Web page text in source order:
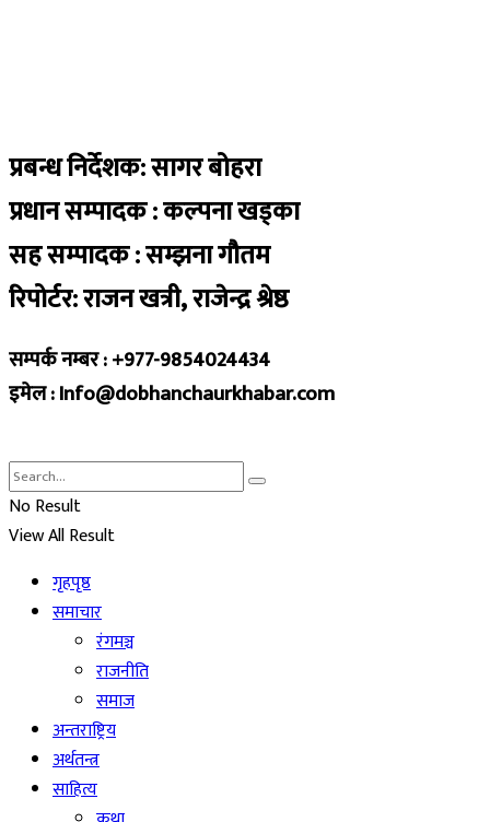
प्रबन्ध निर्देशक: सागर बोहरा
प्रधान सम्पादक : कल्पना खड्का
सह सम्पादक : सम्झना गौतम
रिपोर्टर: राजन खत्री, राजेन्द्र श्रेष्ठ
सम्पर्क नम्बर : +977-9854024434
इमेल : Info@dobhanchaurkhabar.com
No Result
View All Result
गृहपृष्ठ
समाचार
रंगमञ्च
राजनीति
समाज
अन्तराष्ट्रिय
अर्थतन्त्र
साहित्य